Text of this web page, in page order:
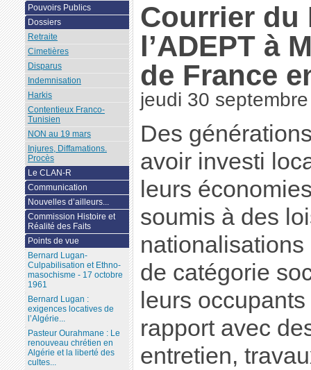
Courrier du
l’ADEPT à
de France
jeudi 30
Des
avoir investi
leurs
soumis à des
de catégorie
leurs
rapport avec
entretien,
Pouvoirs Publics
Dossiers
Retraite
Cimetières
Disparus
Indemnisation
Harkis
Contentieux Franco-
Tunisien
NON au 19 mars
Injures, Diffamations.
Procès
Le CLAN-R
Communication
Nouvelles d’ailleurs...
Commission Histoire et
Réalité des Faits
Points de vue
Bernard Lugan-
Culpabilisation et Ethno-
masochisme - 17 octobre
1961
Bernard Lugan :
exigences locatives de
l’Algérie...
Pasteur Ourahmane : Le
renouveau chrétien en
Algérie et la liberté des
cultes...